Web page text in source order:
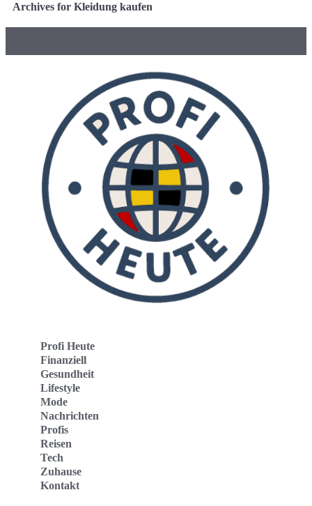
Archives for Kleidung kaufen
Profi Heute
Finanziell
Gesundheit
Lifestyle
Mode
Nachrichten
Profis
Reisen
Tech
Zuhause
Kontakt